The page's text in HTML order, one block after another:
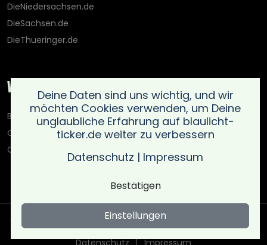
DieNiedersachsen.de
DieSachsen.de
DieThueringer.de
Weitere Portale
Blaulicht-Ticker.de
Oberlausitz.holiday
OnlinedatingKompass.de
Copyright © Blaulicht Ticker 2026 .Ein Service der 021 Media
UG (haftungsbeschränkt). All rights reserved
Deine Daten sind uns wichtig, und wir
möchten Cookies verwenden, um Deine
unglaubliche Erfahrung auf blaulicht-
ticker.de weiter zu verbessern
Datenschutz | Impressum
Bestätigen
Einstellungen